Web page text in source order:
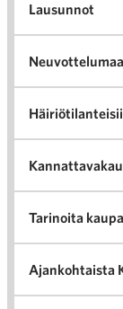
Lausunnot
Tarinoita
Ajankohtaista